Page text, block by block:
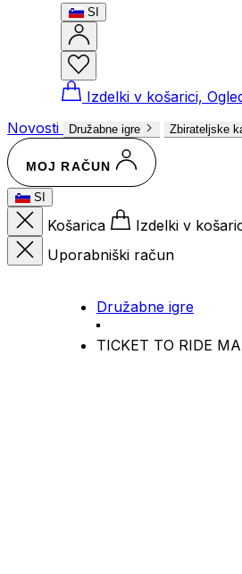
SI
Izdelki v košarici,
Novosti
Družabne igre Zbirateljske
MOJ RAČUN
SI
Košarica
Izdelki v
Uporabniški račun
Družabne igre
TICKET TO RIDE